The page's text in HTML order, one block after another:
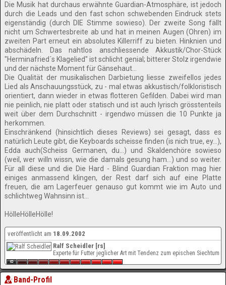
Die Musik hat durchaus erwähnte Guardian-Atmosphäre, ist jedoch
durch die Leads und den fast schon schwebenden Eindruck stets
eigenständig (durch DIE Stimme sowieso). Der zweite Song fällt
nicht um Schwertesbreite ab und hat in meinen Augen (Ohren) im
zweiten Part erneut ein absolutes Killerriff zu bieten. Hinknien und
abschädeln. Das nahtlos anschliessende Akkustik/Chor-Stück
"Herminafried´s Klagelied" ist schlicht genial; bitterer Stolz irgendwie
und der nächste Moment für Gänsehaut...
Die Qualität der musikalischen Darbietung liesse zweifellos jedes
Lied als Anschauungsstück, zu - mal etwas akkustisch/folkloristisch
orientiert, dann wieder in etwas flotteren Gefilden. Dabei wird man
nie peinlich, nie platt oder statisch und ist auch lyrisch grösstenteils
weit über dem Durchschnitt - irgendwo müssen die 10 Punkte ja
herkommen.
Einschränkend (hinsichtlich dieses Reviews) sei gesagt, dass es
natürlich Leute gibt, die Keyboards scheisse finden (is nich true, ey...),
Edda auch(Scheiss Germanen, du...) und Skaldenchöre sowieso
(weil, wer willn wissn, wie die damals gesung ham...) und so weiter.
Für all diese und die Die Hard - Blind Guardian Fraktion mag hier
einiges anmassend klingen, der Rest darf sich auf eine Platte
freuen, die am Lagerfeuer genauso gut kommt wie im Auto und
schlichtweg Wahnsinn ist...
HölleHölleHölle!
veröffentlicht am 18.09.2002
Ralf Scheidler [rs]
Experte für Futter jeglicher Art mit Tendenz zum epischen Siechtum
Band-Profil